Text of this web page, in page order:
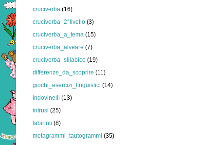
cruciverba (16)
cruciverba_2°livello (3)
cruciverba_a_tema (15)
cruciverba_alveare (7)
cruciverba_sillabico (19)
differenze_da_scoprire (11)
giochi_esercizi_linguistici (14)
indovinelli (13)
intrusi (25)
labirinti (8)
metagrammi_tautogrammi (35)